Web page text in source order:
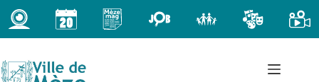
Passer
au
contenu